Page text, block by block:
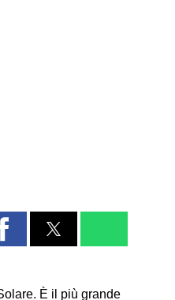
È il più grande